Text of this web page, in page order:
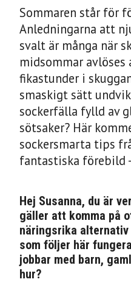
Sommaren står för
Anledningarna att
svalt är många när
midsommar avlöses
fikastunder i
smaskigt sätt
sockerfälla fylld av
sötsaker? Här
sockersmarta tips
fantastiska förebild
Hej Susanna, du är
gäller att komma på
näringsrika
som följer här
jobbar med barn,
hur?